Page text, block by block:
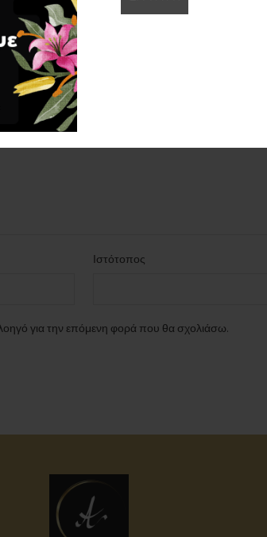
με*
Ιστότοπος
για την επόμενη φορά που θα σχολιάσω.